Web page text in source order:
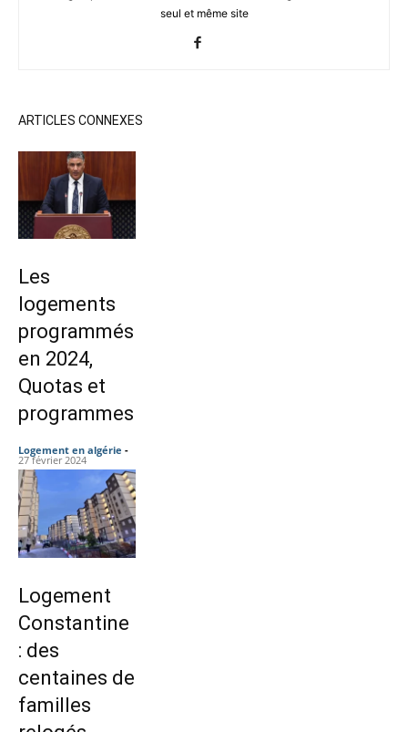
seul et même site
ARTICLES CONNEXES
Les
logements
programmés
en 2024,
Quotas et
programmes
Logement en algérie -
27 février 2024
Logement
Constantine
: des
centaines de
familles